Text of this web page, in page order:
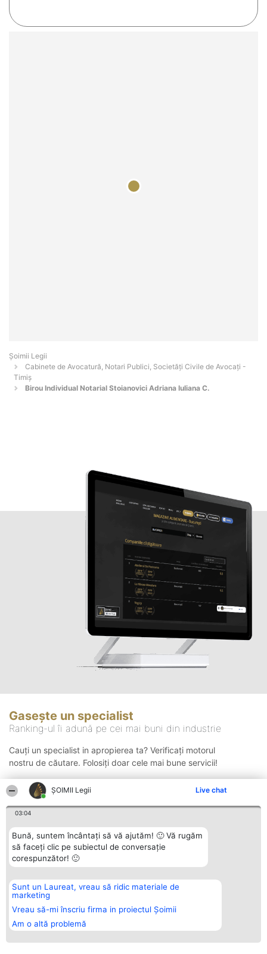
ȘOIMII Legii Live chat
03:04
Bună, suntem încântați să vă ajutăm! 🙂 Vă rugăm
să faceți clic pe subiectul de conversație
corespunzător! 🙂
Sunt un Laureat, vreau să ridic materiale de
marketing
Vreau să-mi înscriu firma in proiectul Șoimii
Am o altă problemă
Șoimii Legii
Cabinete de Avocatură, Notari Publici, Societăți Civile de Avocați -
Timiş
Birou Individual Notarial Stoianovici Adriana Iuliana C.
Gasește un specialist
Ranking-ul îi adună pe cei mai buni din industrie
Cauți un specialist in apropierea ta? Verificați motorul
nostru de căutare. Folosiți doar cele mai bune servicii!
Organizator Ranking
BRIGHT SOLUTIONS BR SRL
Aleea Timisul De Sus 2 Bl. A30
Sc. A Et. 4 Ap. 13 Cod 061952
București
CUI 36737675
Plebiscyt
Lista Tuturor
Laureaților
Statut
Contact